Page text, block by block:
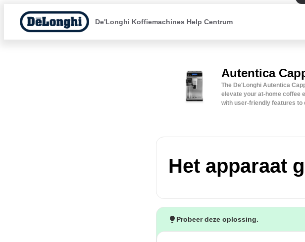
De'Longhi Koffiemachines Help Centrum
Autentica
The De'Longhi Autentica
elevate your at-home coffee
with user-friendly features to
Het apparaat
Probeer deze oplossing.